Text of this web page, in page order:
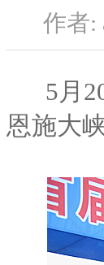
作者:
5月20
恩施大